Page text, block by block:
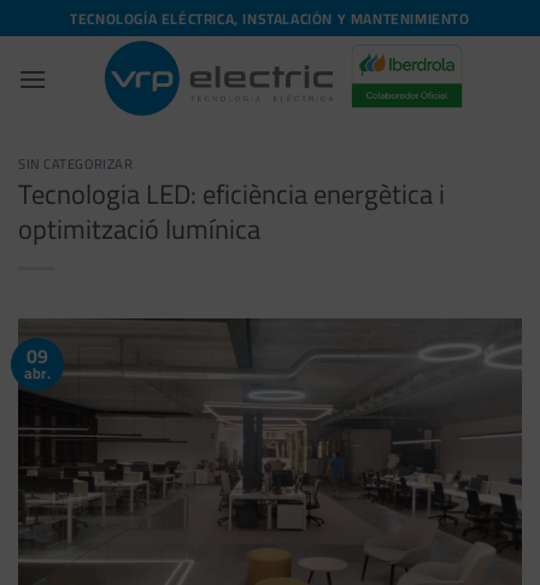
to
content
TECNOLOGÍA ELÉCTRICA, INSTALACIÓN Y MANTENIMIENTO
SIN CATEGORIZAR
Tecnologia LED: eficiència energètica i
optimització lumínica
09
abr.